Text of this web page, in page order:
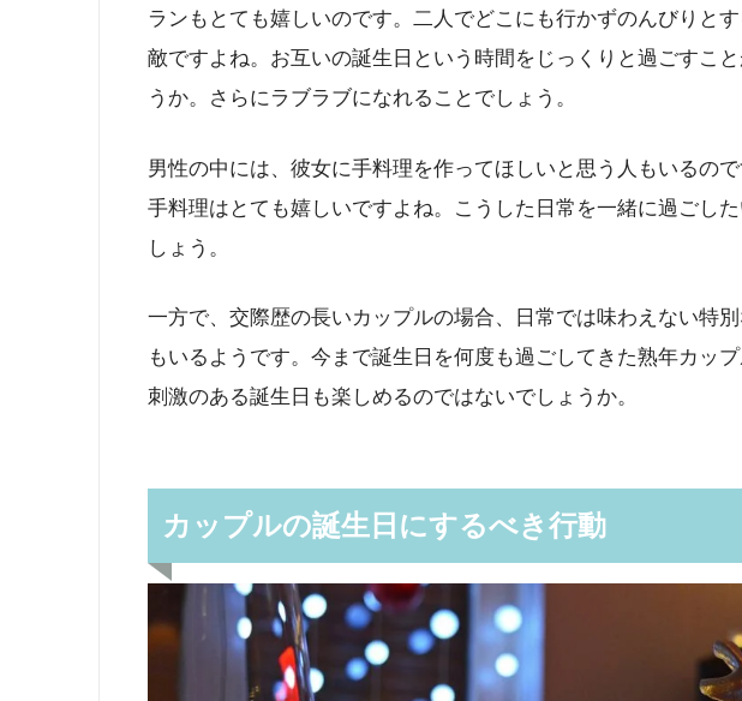
ランもとても嬉しいのです。二人でどこにも行かずのんびりと
敵ですよね。お互いの誕生日という時間をじっくりと過ごすこ
うか。さらにラブラブになれることでしょう。
男性の中には、彼女に手料理を作ってほしいと思う人もいるの
手料理はとても嬉しいですよね。こうした日常を一緒に過ごし
しょう。
一方で、交際歴の長いカップルの場合、日常では味わえない特
もいるようです。今まで誕生日を何度も過ごしてきた熟年カッ
刺激のある誕生日も楽しめるのではないでしょうか。
カップルの誕生日にするべき行動